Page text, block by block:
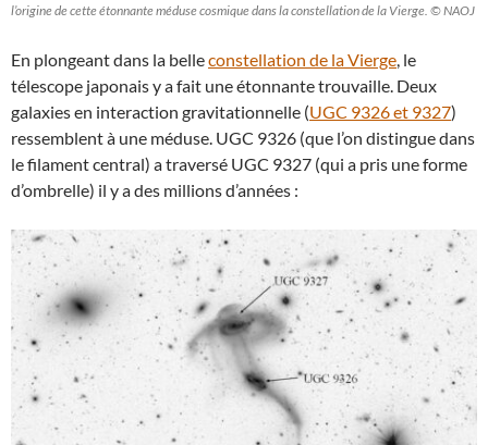
l’origine de cette étonnante méduse cosmique dans la constellation de la Vierge. © NAOJ
En plongeant dans la belleconstellation de la Vierge , le
télescope japonais y a fait une étonnante trouvaille. Deux
galaxies en interaction gravitationnelle (UGC 9326 et 9327)
ressemblent à une méduse. UGC 9326 (que l’on distingue dans
le filament central) a traversé UGC 9327 (qui a pris une forme
d’ombrelle) il y a des millions d’années :